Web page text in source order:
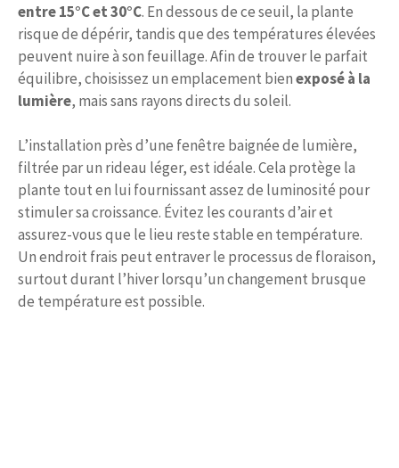
entre 15°C et 30°C. En dessous de ce seuil, la plante
risque de dépérir, tandis que des températures élevées
peuvent nuire à son feuillage. Afin de trouver le parfait
équilibre, choisissez un emplacement bienexposé à la
lumière, mais sans rayons directs du soleil.
L’installation près d’une fenêtre baignée de lumière,
filtrée par un rideau léger, est idéale. Cela protège la
plante tout en lui fournissant assez de luminosité pour
stimuler sa croissance. Évitez les courants d’air et
assurez-vous que le lieu reste stable en température.
Un endroit frais peut entraver le processus de floraison,
surtout durant l’hiver lorsqu’un changement brusque
de température est possible.